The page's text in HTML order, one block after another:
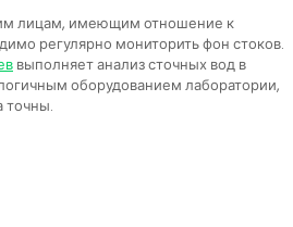
лицам, имеющим отношение к
регулярно мониторить фон стоков.
выполняет анализ сточных вод в
оборудованием лаборатории,
точны.